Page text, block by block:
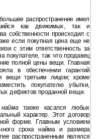
распространение имел
как движимых, так и
собственности происходил с
если покупная цена еще не
с этим ответственность за
покупателе, так что продавец
полной цены вещи. Главная
в обеспечении гарантий
вещи третьим лицом; кроме
покупателю убытки,
дефектов проданной вещи.
также касался любых
характер. Этот договор
форме. Главным условием
срока найма и размера
распространенным являлся